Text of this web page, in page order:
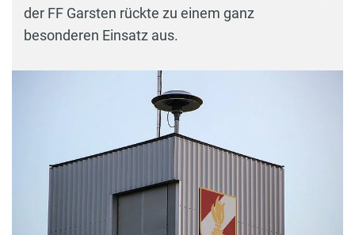
der FF Garsten rückte zu einem ganz
besonderen Einsatz aus.